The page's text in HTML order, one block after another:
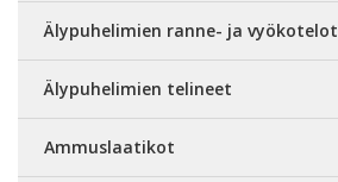
Älypuhelimien ranne- ja vyökotelot
Älypuhelimien telineet
Ammuslaatikot